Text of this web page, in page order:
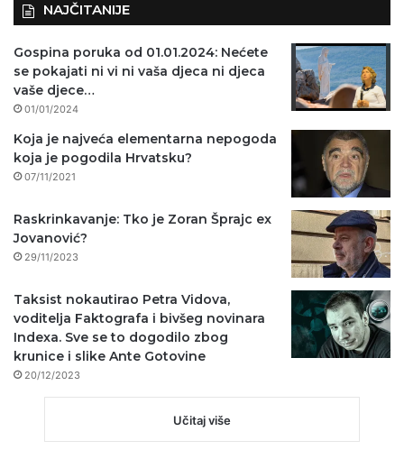
NAJČITANIJE
Gospina poruka od 01.01.2024: Nećete
se pokajati ni vi ni vaša djeca ni djeca
vaše djece…
01/01/2024
Koja je najveća elementarna nepogoda
koja je pogodila Hrvatsku?
07/11/2021
Raskrinkavanje: Tko je Zoran Šprajc ex
Jovanović?
29/11/2023
Taksist nokautirao Petra Vidova,
voditelja Faktografa i bivšeg novinara
Indexa. Sve se to dogodilo zbog
krunice i slike Ante Gotovine
20/12/2023
Učitaj više